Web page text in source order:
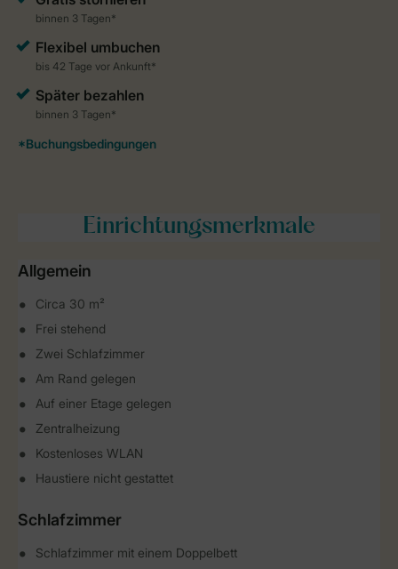
Einrichtungsmerkmale
Allgemein
Circa 30 m²
Frei stehend
Zwei Schlafzimmer
Am Rand gelegen
Auf einer Etage gelegen
Zentralheizung
Kostenloses WLAN
Haustiere nicht gestattet
Schlafzimmer
Schlafzimmer mit einem Doppelbett